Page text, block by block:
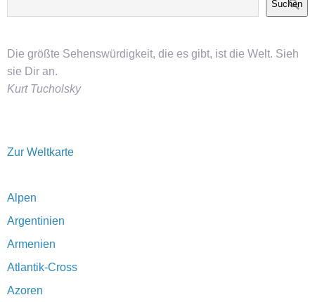
Suchen
Die größte Sehenswürdigkeit, die es gibt, ist die Welt. Sieh
sie Dir an.
Kurt Tucholsky
Zur Weltkarte
Alpen
Argentinien
Armenien
Atlantik-Cross
Azoren